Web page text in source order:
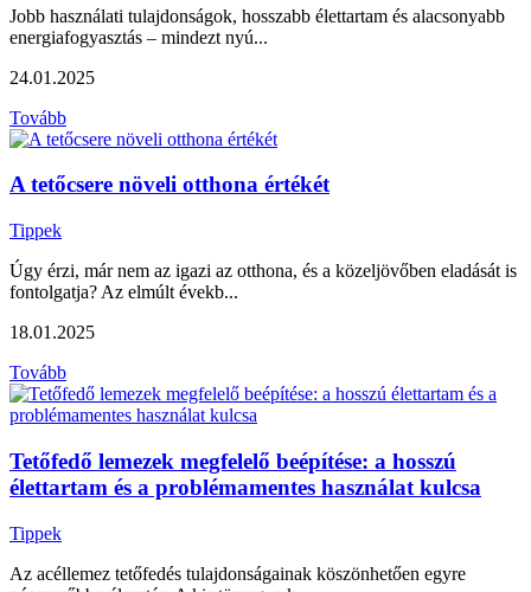
Jobb használati tulajdonságok, hosszabb élettartam és alacsonyabb
energiafogyasztás – mindezt nyú...
24.01.2025
Tovább
A tetőcsere növeli otthona értékét
Tippek
Úgy érzi, már nem az igazi az otthona, és a közeljövőben eladását is
fontolgatja? Az elmúlt évekb...
18.01.2025
Tovább
Tetőfedő lemezek megfelelő beépítése: a hosszú
élettartam és a problémamentes használat kulcsa
Tippek
Az acéllemez tetőfedés tulajdonságainak köszönhetően egyre